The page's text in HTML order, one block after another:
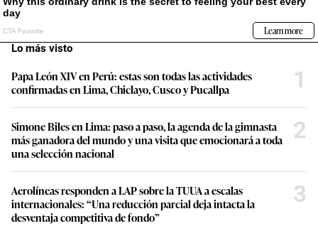
Lo más visto
Papa León XIV en Perú: estas son todas las actividades
confirmadas en Lima, Chiclayo, Cusco y Pucallpa
1
Simone Biles en Lima: paso a paso, la agenda de la gimnasta
más ganadora del mundo y una visita que emocionará a toda
una selección nacional
2
Aerolíneas responden a LAP sobre la TUUA a escalas
internacionales: “Una reducción parcial deja intacta la
desventaja competitiva de fondo”
3